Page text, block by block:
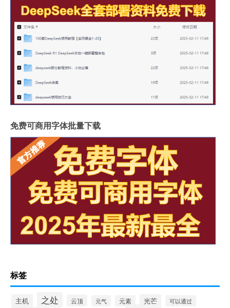
免费可商用字体批量下载
标签
主机 之处 云顶 元气 元素 光芒 可以通过